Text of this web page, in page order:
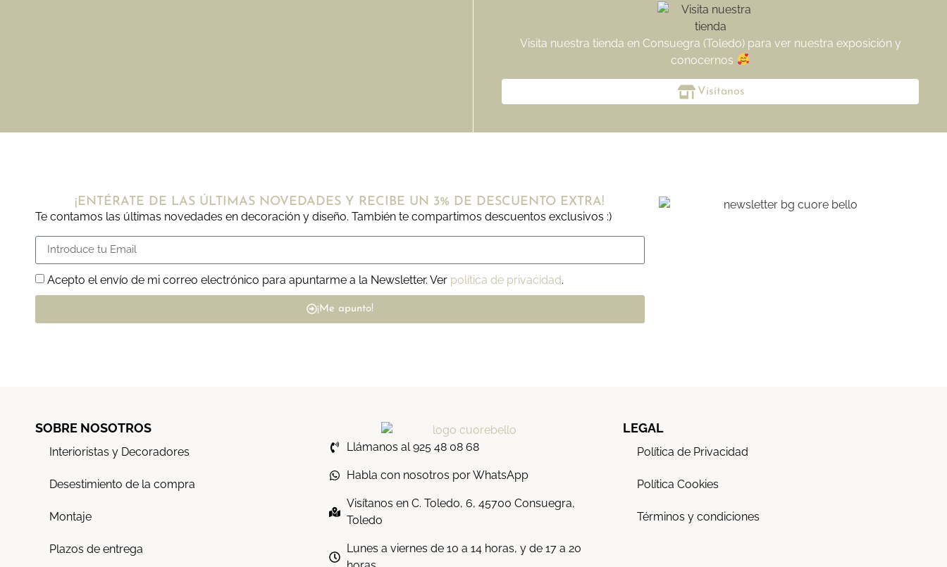
Visita nuestra tienda en Consuegra (Toledo) para ver nuestra exposición y
conocernos
Visítanos
¡ENTÉRATE DE LAS ÚLTIMAS NOVEDADES Y RECIBE UN 3% DE DESCUENTO EXTRA!
Te contamos las últimas novedades en decoración y diseño. También te compartimos descuentos exclusivos :)
Acepto el envío de mi correo electrónico para apuntarme a la Newsletter. Ver política de privacidad.
¡Me apunto!
SOBRE NOSOTROS
Interioristas y Decoradores
Desestimiento de la compra
Montaje
Plazos de entrega
Llámanos al 925 48 08 68
Habla con nosotros por WhatsApp
Visítanos en C. Toledo, 6, 45700 Consuegra,
Toledo
Lunes a viernes de 10 a 14 horas, y de 17 a 20
LEGAL
Política de Privacidad
Política Cookies
Términos y condiciones